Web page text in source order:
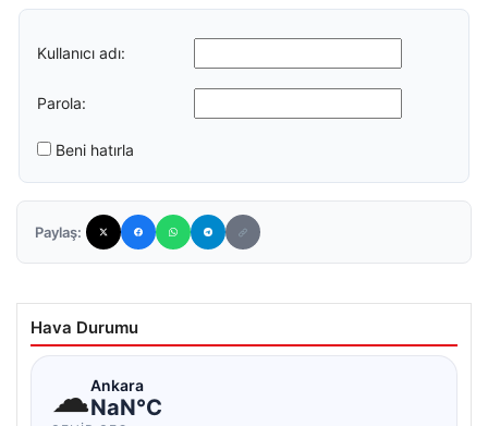
Kullanıcı adı:
Parola:
Beni hatırla
Paylaş:
Hava Durumu
☁Ankara
NaN°C